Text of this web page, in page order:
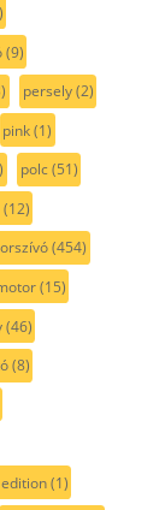
(9)
persely(2)
pink(1)
polc(51)
(12)
(454)
(15)
(46)
(8)
(1)